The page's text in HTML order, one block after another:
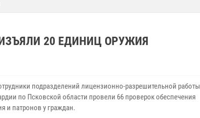
20 ЕДИНИЦ ОРУЖИЯ
подразделений лицензионно-разрешительной работы
по Псковской области провели 66 проверок обеспечения
и патронов у граждан.